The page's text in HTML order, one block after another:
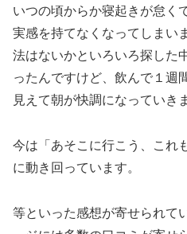
いつの頃からか寝起きが怠く
実感を持てなくなってしまい
法はないかといろいろ探した
ったんですけど、飲んで１週
見えて朝が快調になっていき
今は「あそこに行こう、これ
に動き回っています。
等といった感想が寄せられて